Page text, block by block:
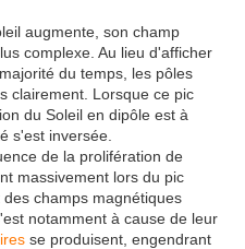
augmente, son champ
complexe. Au lieu d'afficher
du temps, les pôles
clairement. Lorsque ce pic
du Soleil en dipôle est à
s'est inversée.
de la prolifération de
massivement lors du pic
champs magnétiques
notamment à cause de leur
se produisent, engendrant